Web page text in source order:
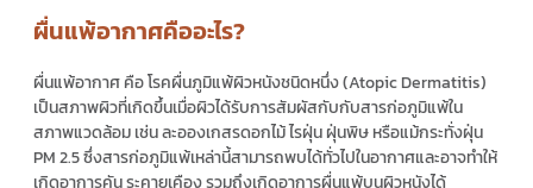
ผื่นแพ้อากาศคืออะไร?
ผื่นแพ้อากาศ คือ โรคผื่นภูมิแพ้ผิวหนังชนิดหนึ่ง (Atopic Dermatitis)
เป็นสภาพผิวที่เกิดขึ้นเมื่อผิวได้รับการสัมผัสกับกับสารก่อภูมิแพ้ใน
สภาพแวดล้อม เช่น ละอองเกสรดอกไม้ ไรฝุ่น ฝุ่นพิษ หรือแม้กระทั่งฝุ่น
PM 2.5 ซึ่งสารก่อภูมิแพ้เหล่านี้สามารถพบได้ทั่วไปในอากาศและอาจทำให้
เกิดอาการคัน ระคายเคือง รวมถึงเกิดอาการผื่นแพ้บนผิวหนังได้